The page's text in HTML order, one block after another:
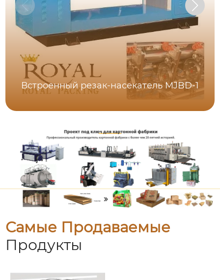
Встроенный резак-насекатель MJBD-1
Самые Продаваемые
Продукты